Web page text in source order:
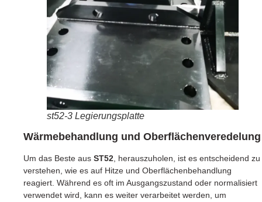
st52-3 Legierungsplatte
Wärmebehandlung und Oberflächenveredelung
Um das Beste aus ST52 , herauszuholen, ist es entscheidend zu
verstehen, wie es auf Hitze und Oberflächenbehandlung
reagiert. Während es oft im Ausgangszustand oder normalisiert
verwendet wird, kann es weiter verarbeitet werden, um